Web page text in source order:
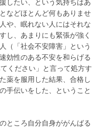
したい、という気持ちはあ
などほとんど何もありませ
や、眠れない人にはそれな
し、あまりにも緊張が強く
（「社会不安障害」という
効性のある不安を和らげる
ください」と言って処方す
薬を服用した結果、合格し
手伝いをした、ということ
ところ自分自身ががんばる